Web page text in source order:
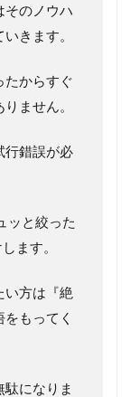
そのノウハ
きます。
たからすぐ
ません。
行錯誤が必
ッと絞った
ます。
い方は『絶
もってく
になりま